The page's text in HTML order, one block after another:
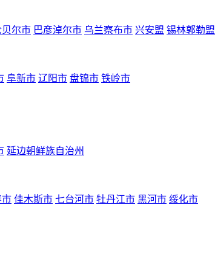
贝尔市 巴彦淖尔市 乌兰察布市 兴安盟 锡林郭勒盟
阜新市 辽阳市 盘锦市 铁岭市
延边朝鲜族自治州
市 佳木斯市 七台河市 牡丹江市 黑河市 绥化市